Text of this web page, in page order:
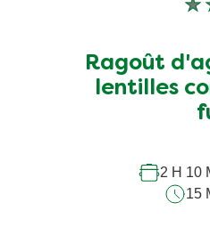
Ragoût
lentilles
2 H 10
15